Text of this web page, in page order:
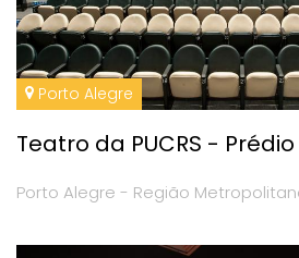
Porto Alegre
Teatro da PUCRS -
Porto Alegre - Região